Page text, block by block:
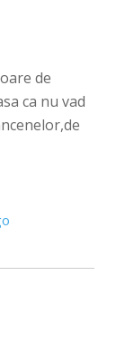
de
ca nu vad